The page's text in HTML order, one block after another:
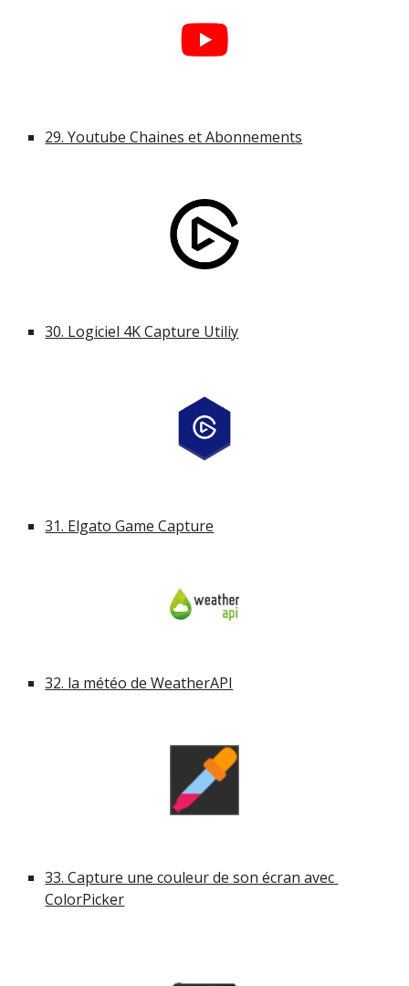
29. Youtube Chaines et Abonnements
30. Logiciel 4K Capture Utiliy
31. Elgato Game Capture
32. la météo de WeatherAPI
33. Capture une couleur de son écran avec
ColorPicker